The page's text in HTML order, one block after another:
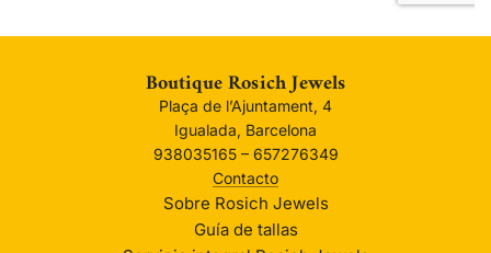
Boutique Rosich Jewels
Plaça de l’Ajuntament, 4
Igualada, Barcelona
938035165 – 657276349
Contacto
Sobre Rosich Jewels
Guía de tallas